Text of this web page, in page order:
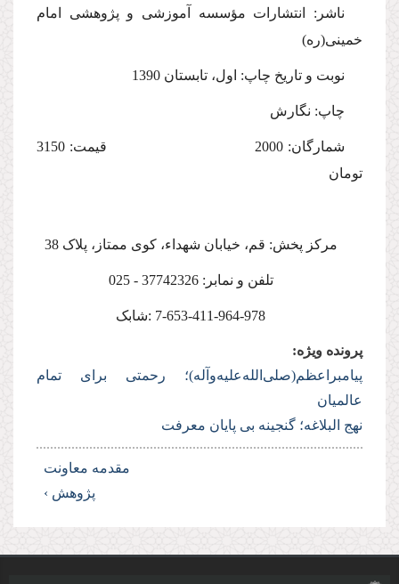
ناشر: انتشارات مؤسسه آموزشی و پژوهشی امام
خمینی(ره)
نوبت و تاریخ چاپ: اول، تابستان 1390
چاپ: نگارش
شمارگان: 2000 قیمت: 3150
تومان
مرکز پخش: قم، خیابان شهداء، کوی ممتاز، پلاک 38
تلفن و نمابر: 37742326 - 025
7-653-411-964-978 :شابک
پرونده ویژه:
پیامبراعظم(صلی‌الله‌علیه‌وآله)؛ رحمتی برای تمام
عالمیان
نهج البلاغه؛ گنجینه بی پایان معرفت
مقدمه معاونت
پژوهش ›